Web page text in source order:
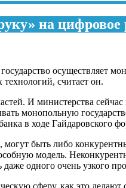
на цифровое
осуществляет
считает он.
И министерства
монопольную
в ходе Гайдаровского
быть либо
модель.
даже одного очень узкого
сферу, как это